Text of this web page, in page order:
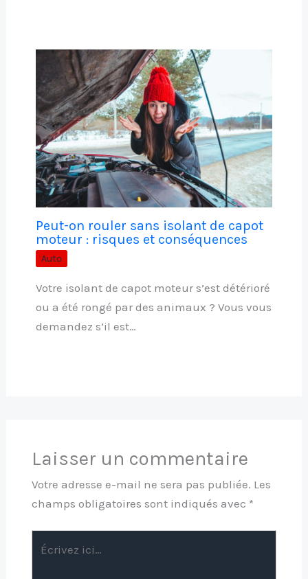
Peut-on rouler sans isolant de capot
moteur : risques et conséquences
Auto
Votre isolant de capot moteur s’est détérioré
ou a été rongé par des animaux ? Vous vous
demandez s’il est…
Laisser un commentaire
Votre adresse e-mail ne sera pas publiée. Les
champs obligatoires sont indiqués avec *